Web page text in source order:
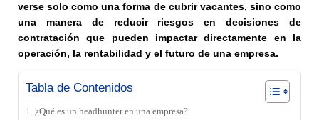
verse solo como una forma de cubrir vacantes, sino como
una manera de reducir riesgos en decisiones de
contratación que pueden impactar directamente en la
operación, la rentabilidad y el futuro de una empresa.
Tabla de Contenidos
¿Qué es un headhunter en una empresa?